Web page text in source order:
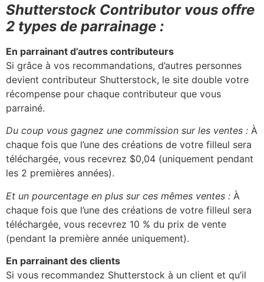
Shutterstock Contributor vous offre
2 types de parrainage :
En parrainant d’autres contributeurs
Si grâce à vos recommandations, d’autres personnes
devient contributeur Shutterstock, le site double votre
récompense pour chaque contributeur que vous
parrainé.
Du coup vous gagnez une commission sur les ventes : À
chaque fois que l’une des créations de votre filleul sera
téléchargée, vous recevrez $0,04 (uniquement pendant
les 2 premières années).
Et un pourcentage en plus sur ces mêmes ventes : À
chaque fois que l’une des créations de votre filleul sera
téléchargée, vous recevrez 10 % du prix de vente
(pendant la première année uniquement).
En parrainant des clients
Si vous recommandez Shutterstock à un client et qu’il